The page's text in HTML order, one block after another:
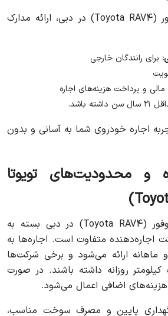
برای اجاره تویوتا راوفور (Toyota RAV4) در دبی، ارائه مدارک
برای رانندگان خارجی
و پرداخت هزینه‌های اجاره
باشد.
اجاره خودروی شما به آسانی و بدون
و محدودیت‌های تویوتا
هزینه اجاره تویوتا راوفور (Toyota RAV4) در دبی بسته به
اجاره‌دهنده متفاوت است. اجاره‌ها به
ماهانه ارائه می‌شود و برخی شرکت‌ها
روزانه داشته باشند. در صورت
هزینه‌های اضافی اعمال می‌شود.
پایین و مصرف سوخت مناسب،